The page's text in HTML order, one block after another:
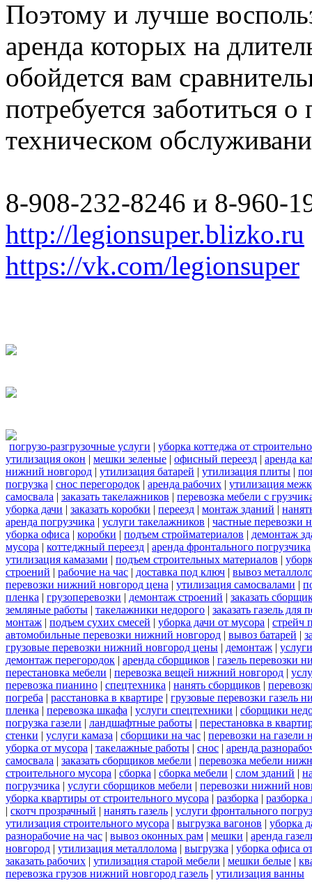
Поэтому и лучше
аренда которых на
обойдется вам
потребуется заботиться
техническом
8-908-232-8246 и 8-960-
http://legionsuper.blizko.ru
https://vk.com/legionsuper
погрузо-разгрузочные услуги | уборка коттеджа от
утилизация окон | мешки зеленые | офисный переезд | аренда
нижний новгород | утилизация батарей | утилизация плиты |
погрузка | снос перегородок | аренда рабочих | утилизация
самосвала | заказать такелажников | перевозка мебели с
уборка дачи | заказать коробки | переезд | монтаж зданий |
аренда погрузчика | услуги такелажников | частные перевозки
уборка офиса | коробки | подъем стройматериалов | демонтаж
мусора | коттеджный переезд | аренда фронтального погрузчика
утилизация камазами | подъем строительных материалов |
строений | рабочие на час | доставка под ключ | вывоз
перевозки нижний новгород цена | утилизация самосвалами |
пленка | грузоперевозки | демонтаж строений | заказать
земляные работы | такелажники недорого | заказать газель
монтаж | подъем сухих смесей | уборка дачи от мусора | стрейч
автомобильные перевозки нижний новгород | вывоз батарей |
грузовые перевозки нижний новгород цены | демонтаж |
демонтаж перегородок | аренда сборщиков | газель перевозки
перестановка мебели | перевозка вещей нижний новгород |
перевозка пианино | спецтехника | нанять сборщиков |
погреба | расстановка в квартире | грузовые перевозки газель
пленка | перевозка шкафа | услуги спецтехники | сборщики
погрузка газели | ландшафтные работы | перестановка в
стенки | услуги камаза | сборщики на час | перевозки на
уборка от мусора | такелажные работы | снос | аренда
самосвала | заказать сборщиков мебели | перевозка мебели
строительного мусора | сборка | сборка мебели | слом зданий |
погрузчика | услуги сборщиков мебели | перевозки нижний
уборка квартиры от строительного мусора | разборка |
| скотч прозрачный | нанять газель | услуги фронтального
утилизация строительного мусора | выгрузка вагонов | уборка
разнорабочие на час | вывоз оконных рам | мешки | аренда
новгород | утилизация металлолома | выгрузка | уборка офиса
заказать рабочих | утилизация старой мебели | мешки белые |
перевозка грузов нижний новгород газель | утилизация ванны